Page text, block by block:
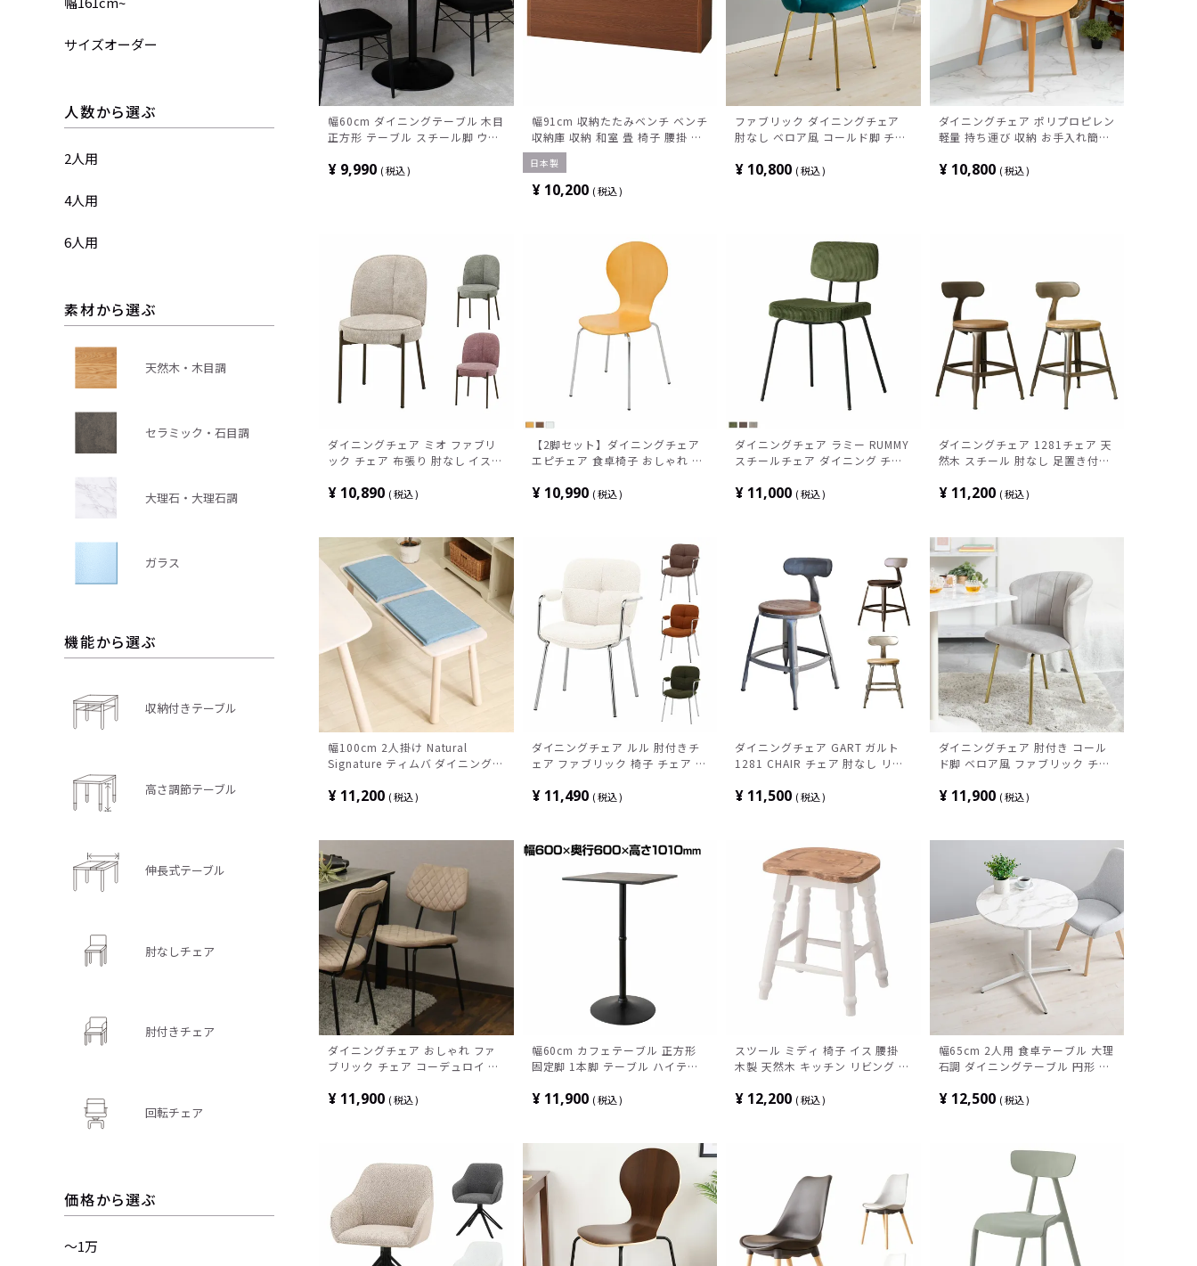
サイズオーダー
人数から選ぶ
2人用
4人用
6人用
素材から選ぶ
天然木・木目調
セラミック・石目調
大理石・大理石調
ガラス
機能から選ぶ
収納付きテーブル
高さ調節テーブル
伸長式テーブル
肘なしチェア
肘付きチェア
回転チェア
価格から選ぶ
～1万
幅60cm ダイニングテーブル 木目
正方形 テーブル スチール脚 ウッ
め 2人用 食卓テーブル おしゃれ
¥ 9,990 税込
幅91cm 収納たたみベンチ ベンチ
収納庫 収納 和室 畳 椅子 腰掛 組
立式
日本製
¥ 10,200 税込
ファブリック ダイニングチェア
肘なし ベロア風 コールド脚 チェ
ア 食卓椅子 おしゃれ 可愛い 姫系
¥ 10,800 税込
ダイニングチェア ポリプロピレン
軽量 持ち運び 収納 お手入れ簡単
卓椅子 カフェ ミッドセンチュリ
¥ 10,800 税込
ダイニングチェア ミオ ファブリ
ック チェア 布張り 肘なし イス
インチェア 固定脚 モダン ベージ
¥ 10,890 税込
【2脚セット】ダイニングチェア
エピチェア 食卓椅子 おしゃれ 木
子 スタッキング モダン ナチュラ
¥ 10,990 税込
ダイニングチェア ラミー RUMMY
スチールチェア ダイニング チェ
デュロイ ファブリック 3色 スチ
¥ 11,000 税込
ダイニングチェア 1281チェア 天
然木 スチール 肘なし 足置き付き
¥ 11,200 税込
幅100cm 2人掛け Natural
Signature ティムバ ダイニングベ
¥ 11,200 税込
ダイニングチェア ルル 肘付きチ
ェア ファブリック 椅子 チェア お
モダン ホワイト ブラウン オレン
¥ 11,490 税込
ダイニングチェア GART ガルト
1281 CHAIR チェア 肘なし リビ
しゃれ アームレスチェア モダン
¥ 11,500 税込
ダイニングチェア 肘付き コール
ド脚 ベロア風 ファブリック チェ
子 軽量 食卓椅子 おしゃれ 可愛い
¥ 11,900 税込
ダイニングチェア おしゃれ ファ
ブリック チェア コーデュロイ 椅
ン アームレス カジュアル ナチュ
¥ 11,900 税込
幅60cm カフェテーブル 正方形
固定脚 1本脚 テーブル ハイテー
ウンターテーブル ダイニングテー
¥ 11,900 税込
スツール ミディ 椅子 イス 腰掛
木製 天然木 キッチン リビング ア
ンチ カントリー ホワイト ナチュ
¥ 12,200 税込
幅65cm 2人用 食卓テーブル 大理
石調 ダイニングテーブル 円形 小
ル おしゃれ カフェテーブル シン
¥ 12,500 税込